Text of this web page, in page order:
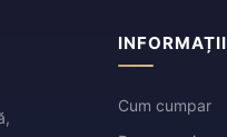
INFORMAȚII
Cum cumpar